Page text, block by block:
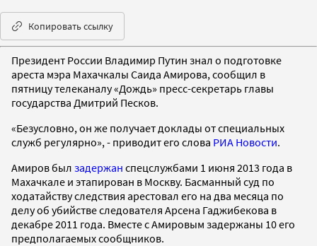
Копировать ссылку
Президент России Владимир Путин знал о подготовке
ареста мэра Махачкалы Саида Амирова, сообщил в
пятницу телеканалу «Дождь» пресс-секретарь главы
государства Дмитрий Песков.
«Безусловно, он же получает доклады от специальных
служб регулярно», - приводит его слова РИА Новости.
Амиров был задержан спецслужбами 1 июня 2013 года в
Махачкале и этапирован в Москву. Басманный суд по
ходатайству следствия арестовал его на два месяца по
делу об убийстве следователя Арсена Гаджибекова в
декабре 2011 года. Вместе с Амировым задержаны 10 его
предполагаемых сообщников.